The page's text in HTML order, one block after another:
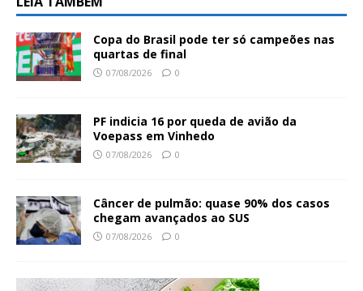
Copa do Brasil pode ter só campeões nas
quartas de final
07/08/2026 0
PF indicia 16 por queda de avião da
Voepass em Vinhedo
07/08/2026 0
Câncer de pulmão: quase 90% dos casos
chegam avançados ao SUS
07/08/2026 0